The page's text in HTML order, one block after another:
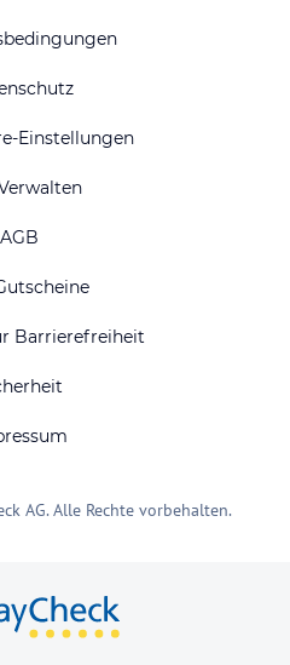
Einstellungen
AGB
Barrierefreiheit
AG. Alle Rechte vorbehalten.